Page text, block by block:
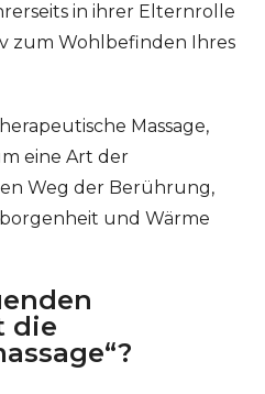
in ihrer Elternrolle
zum Wohlbefinden Ihres
Massage,
eine Art der
Weg der Berührung,
und Wärme
die